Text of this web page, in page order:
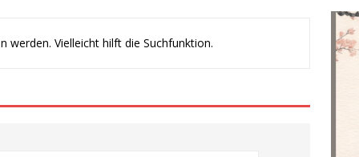
werden. Vielleicht hilft die Suchfunktion.